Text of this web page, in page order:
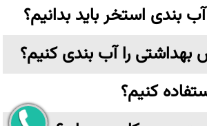
بندی استخر باید بدانیم؟
را آب بندی کنیم؟
کنیم؟